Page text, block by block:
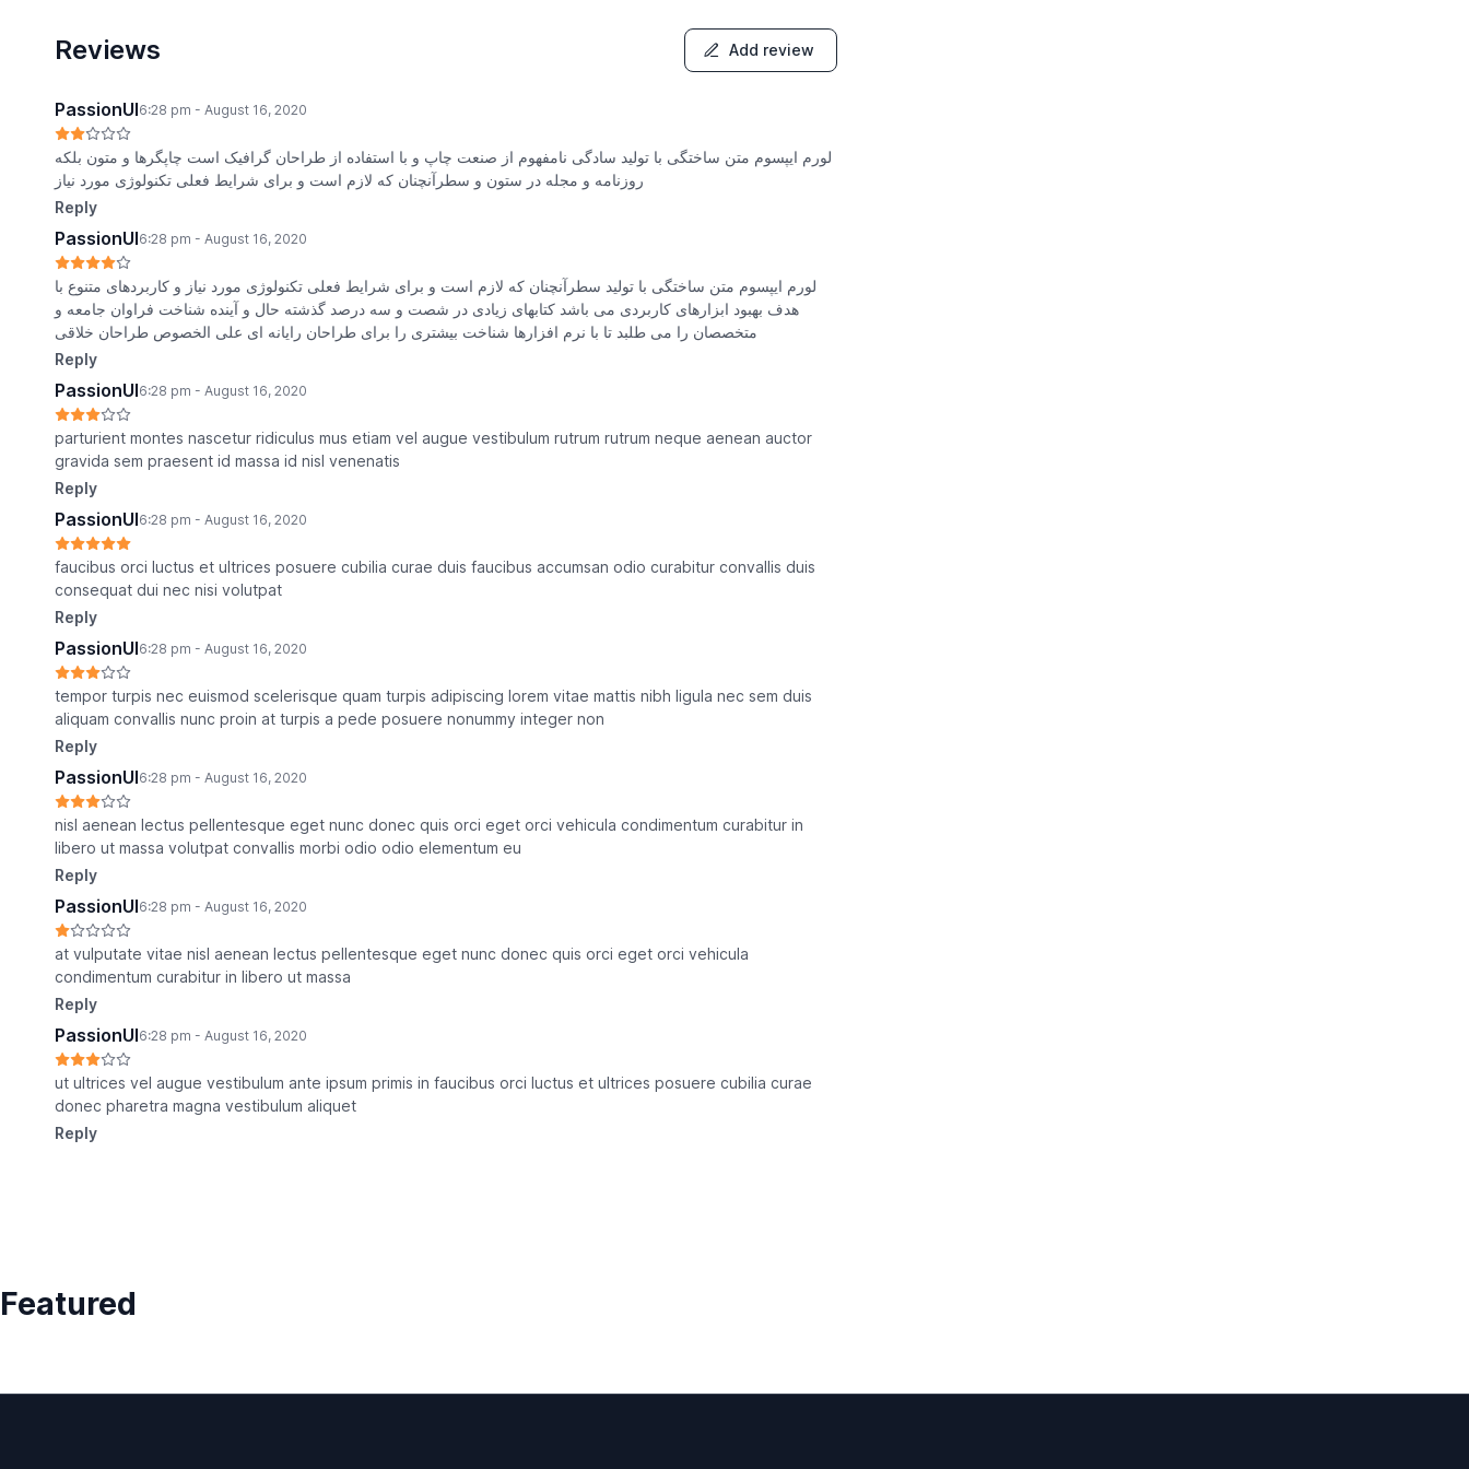
Reviews Add review
PassionUI6:28 pm - August 16, 2020
لورم ایپسوم متن ساختگی با تولید سادگی نامفهوم از صنعت چاپ و با استفاده از طراحان گرافیک است چاپگرها و متون بلکه
روزنامه و مجله در ستون و سطرآنچنان که لازم است و برای شرایط فعلی تکنولوژی مورد نیاز
Reply
PassionUI6:28 pm - August 16, 2020
لورم ایپسوم متن ساختگی با تولید سطرآنچنان که لازم است و برای شرایط فعلی تکنولوژی مورد نیاز و کاربردهای متنوع با
هدف بهبود ابزارهای کاربردی می باشد کتابهای زیادی در شصت و سه درصد گذشته حال و آینده شناخت فراوان جامعه و
متخصصان را می طلبد تا با نرم افزارها شناخت بیشتری را برای طراحان رایانه ای علی الخصوص طراحان خلاقی
Reply
PassionUI6:28 pm - August 16, 2020
parturient montes nascetur ridiculus mus etiam vel augue vestibulum rutrum rutrum neque aenean auctor
gravida sem praesent id massa id nisl venenatis
Reply
PassionUI6:28 pm - August 16, 2020
faucibus orci luctus et ultrices posuere cubilia curae duis faucibus accumsan odio curabitur convallis duis
consequat dui nec nisi volutpat
Reply
PassionUI6:28 pm - August 16, 2020
tempor turpis nec euismod scelerisque quam turpis adipiscing lorem vitae mattis nibh ligula nec sem duis
aliquam convallis nunc proin at turpis a pede posuere nonummy integer non
Reply
PassionUI6:28 pm - August 16, 2020
nisl aenean lectus pellentesque eget nunc donec quis orci eget orci vehicula condimentum curabitur in
libero ut massa volutpat convallis morbi odio odio elementum eu
Reply
PassionUI6:28 pm - August 16, 2020
at vulputate vitae nisl aenean lectus pellentesque eget nunc donec quis orci eget orci vehicula
condimentum curabitur in libero ut massa
Reply
PassionUI6:28 pm - August 16, 2020
ut ultrices vel augue vestibulum ante ipsum primis in faucibus orci luctus et ultrices posuere cubilia curae
donec pharetra magna vestibulum aliquet
Reply
Featured